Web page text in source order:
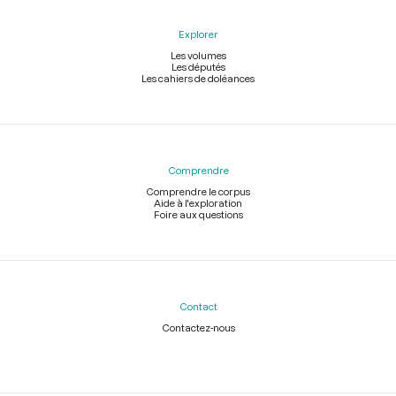
Explorer
Les volumes
Les députés
Les cahiers de doléances
Comprendre
Comprendre le corpus
Aide à l'exploration
Foire aux questions
Contact
Contactez-nous
Légal